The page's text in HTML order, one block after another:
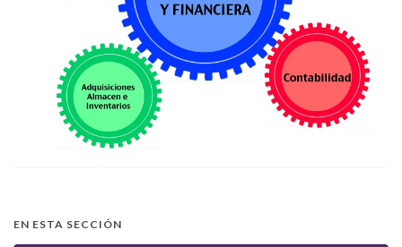
EN ESTA SECCIÓN